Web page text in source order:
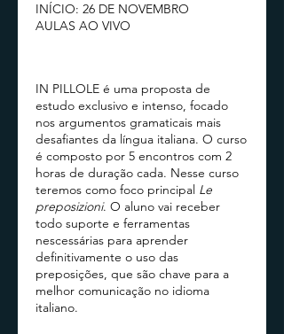
INÍCIO: 26 DE NOVEMBRO
AULAS AO VIVO
IN PILLOLE é uma proposta de
estudo exclusivo e intenso, focado
nos argumentos gramaticais mais
desafiantes da língua italiana. O curso
é composto por 5 encontros com 2
horas de duração cada. Nesse curso
teremos como foco principal Le
preposizioni. O aluno vai receber
todo suporte e ferramentas
nescessárias para aprender
definitivamente o uso das
preposições, que são chave para a
melhor comunicação no idioma
italiano.